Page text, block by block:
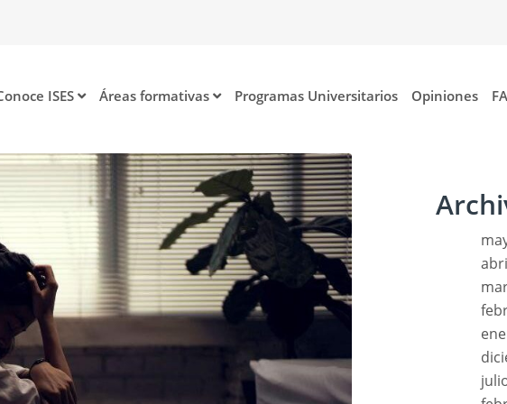
ISES Áreas formativas Programas Universitarios Opiniones